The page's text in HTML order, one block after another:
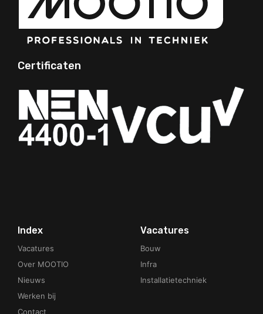
Certificaten
Index
Vacatures
Over MOOTIO
Nieuws
Werken bij
Contact
Vacatures
Bouw
Infra
Installatietechniek